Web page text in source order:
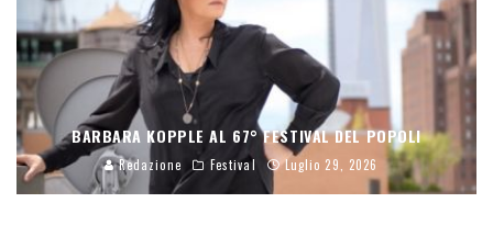
BARBARA KOPPLE AL 67° FESTIVAL DEL POPOLI
Redazione Festival Luglio 29, 2026